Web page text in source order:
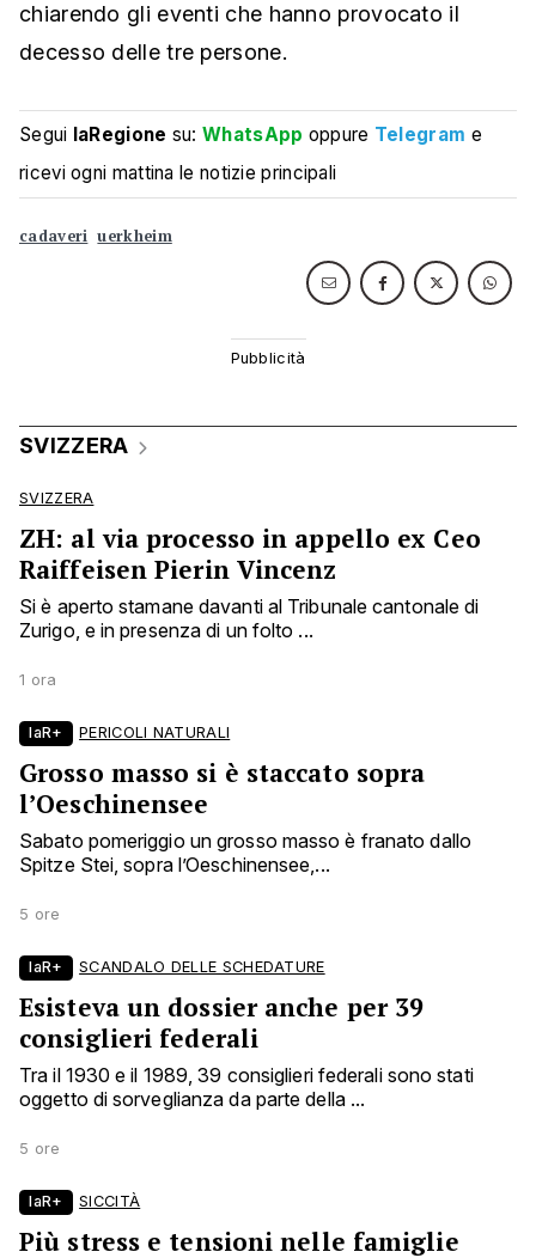
chiarendo gli eventi che hanno provocato il
decesso delle tre persone.
Segui laRegione su:WhatsApp oppure Telegram e
ricevi ogni mattina le notizie principali
cadaveri uerkheim
SVIZZERA
SVIZZERA
ZH: al via processo in appello ex Ceo
Raiffeisen Pierin Vincenz
Si è aperto stamane davanti al Tribunale cantonale di
Zurigo, e in presenza di un folto ...
1 ora
laR+ PERICOLI NATURALI
Grosso masso si è staccato sopra
l’Oeschinensee
Sabato pomeriggio un grosso masso è franato dallo
Spitze Stei, sopra l’Oeschinensee,...
5 ore
laR+ SCANDALO DELLE SCHEDATURE
Esisteva un dossier anche per 39
consiglieri federali
Tra il 1930 e il 1989, 39 consiglieri federali sono stati
oggetto di sorveglianza da parte della ...
5 ore
laR+ SICCITÀ
Più stress e tensioni nelle famiglie